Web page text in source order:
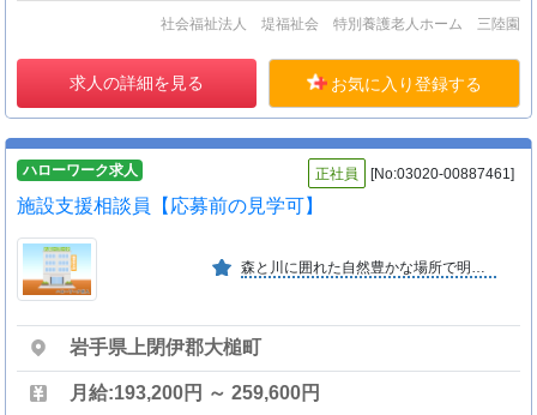
社会福祉法人 堤福祉会 特別養護老人ホーム 三陸園
求人の詳細を見る お気に入り登録する
ハローワーク求人 正社員 [No:03020-00887461]
施設支援相談員【応募前の見学可】
森と川に囲れた自然豊かな場所で明るく家庭的な医療サービスと 介護サービスを提供し、速やかな家庭復帰を目指す施設です。
岩手県上閉伊郡大槌町
月給:193,200円 ～ 259,600円